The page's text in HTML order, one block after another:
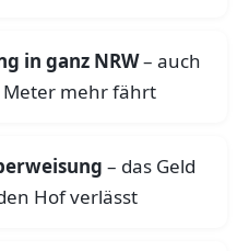
in ganz NRW– auch
Meter mehr fährt
– das Geld
Hof verlässt